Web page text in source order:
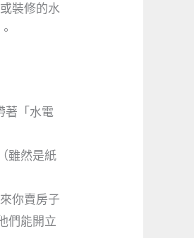
裝修的水
著「水電
雖然是紙
你賣房子
們能開立